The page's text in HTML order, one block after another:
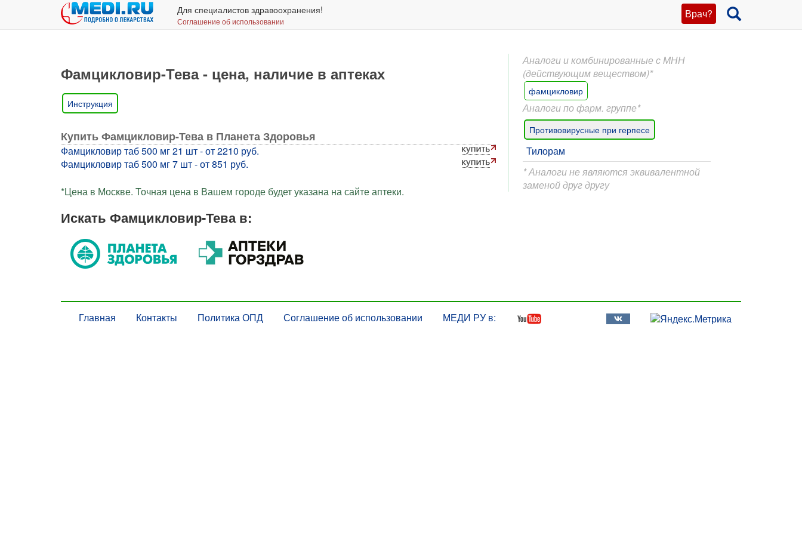
Врач?
Для специалистов здравоохранения!
Соглашение об использовании
Фамцикловир-Тева - цена, наличие в аптеках
Инструкция
Купить Фамцикловир-Тева в Планета Здоровья
Фамцикловир таб 500 мг 21 шт - от 2210 руб.
Фамцикловир таб 500 мг 7 шт - от 851 руб.
*Цена в Москве. Точная цена в Вашем городе будет указана на сайте аптеки.
Искать Фамцикловир-Тева в:
Аналоги и комбинированные с МНН
(действующим веществом)*
фамцикловир
Аналоги по фарм. группе*
Противовирусные при герпесе
Тилорам
* Аналоги не являются эквивалентной
заменой друг другу
Главная Контакты Политика ОПД Соглашение об использовании МЕДИ РУ в: